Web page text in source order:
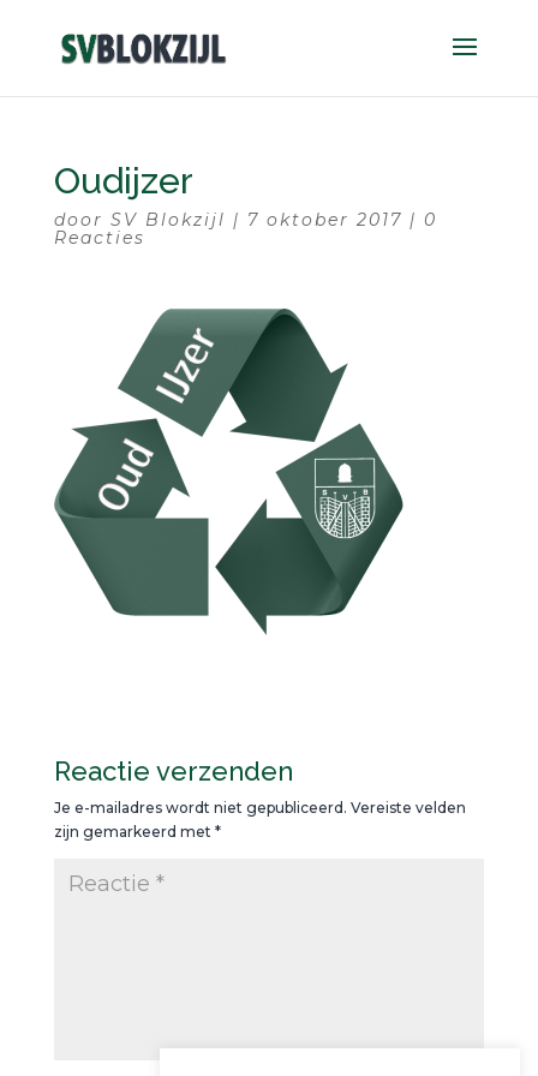
Oudijzer
door SV Blokzijl | 7 oktober 2017 | 0
Reacties
Reactie verzenden
Je e-mailadres wordt niet gepubliceerd. Vereiste velden
zijn gemarkeerd met *